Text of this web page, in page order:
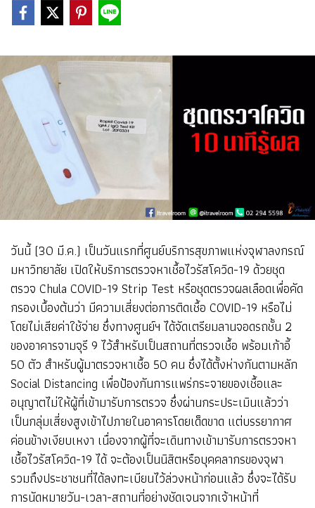
วันนี้ (30 มี.ค.) เป็นวันแรกที่ศูนย์บริการสุขภาพแห่งจุฬาลงกรณ์
มหาวิทยาลัย เปิดให้บริการตรวจหาเชื้อไวรัสโควิด-19 ด้วยชุด
ตรวจ Chula COVID-19 Strip Test หรือชุดตรวจผลเลือดเพื่อคัด
กรองเบื้องต้นว่า มีความเสี่ยงต่อการติดเชื้อ COVID-19 หรือไม่
โดยไม่เสียค่าใช้จ่าย ซึ่งทางศูนย์ฯ ได้จัดเตรียมลานจอดรถชั้น 2
ของอาคารจามจุรี 9 ไว้สำหรับเป็นสถานที่ตรวจเชื้อ พร้อมเก้าอี้
50 ตัว สำหรับผู้มาตรวจหาเชื้อ 50 คน ซึ่งได้ตั้งห่างกันตามหลัก
Social Distancing เพื่อป้องกันการแพร่กระจายของเชื้อและ
อนุญาตไม่ให้ผู้ที่เข้ามารับการตรวจ ซึ่งผ่านกระประเมินแล้วว่า
เป็นกลุ่มเสี่ยงสูงเข้าไปภายในอาคารโดยเด็ดขาด แต่บรรยากาศ
ค่อนข้างเงียบเหงา เนื่องจากผู้ที่จะเดินทางเข้ามารับการตรวจหา
เชื้อไวรัสโควิด-19 ได้ จะต้องเป็นนิสิตหรือบุคคลากรของจุฬา
รวมถึงประชาชนที่ได้ลงทะเบียนไว้ล่วงหน้าก่อนแล้ว ซึ่งจะได้รับ
การนัดหมายวัน-เวลา-สถานที่อย่างชัดเจนจากเจ้าหน้าที่